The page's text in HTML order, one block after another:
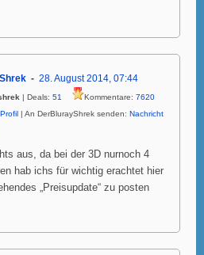
28. August 2014, 07:44
| Deals: 51 Kommentare: 7620
Profil | An DerBlurayShrek senden: Nachricht
aus, da bei der 3D nurnoch 4
hab ichs für wichtig erachtet hier
„Preisupdate“ zu posten